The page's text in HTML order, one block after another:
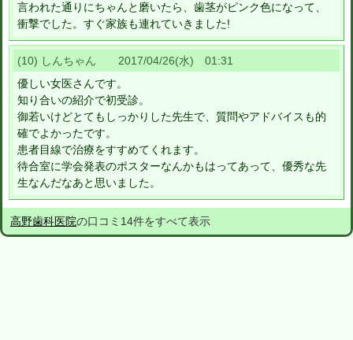
言われた通りにちゃんと磨いたら、歯茎がピンク色になって、
衝撃でした。すぐ家族も連れていきました!
(10) しんちゃん 2017/04/26(水) 01:31
優しい女医さんです。
知り合いの紹介で初受診。
御若いけどとてもしっかりした先生で、質問やアドバイスも的
確でよかったです。
患者目線で治療をすすめてくれます。
待合室に学会発表のポスターなんかもはってあって、優秀な先
生なんだなあと思いました。
高野歯科医院の口コミ14件をすべて表示